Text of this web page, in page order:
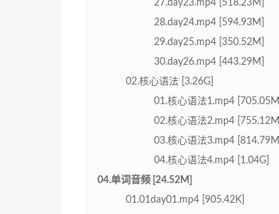
27.day23.mp4 [518.23M]
28.day24.mp4 [594.93M]
29.day25.mp4 [350.52M]
30.day26.mp4 [443.29M]
02.核心语法 [3.26G]
01.核心语法1.mp4 [705.05M]
02.核心语法2.mp4 [755.12M]
03.核心语法3.mp4 [814.79M]
04.核心语法4.mp4 [1.04G]
04.单词音频 [24.52M]
01.01day01.mp4 [905.42K]